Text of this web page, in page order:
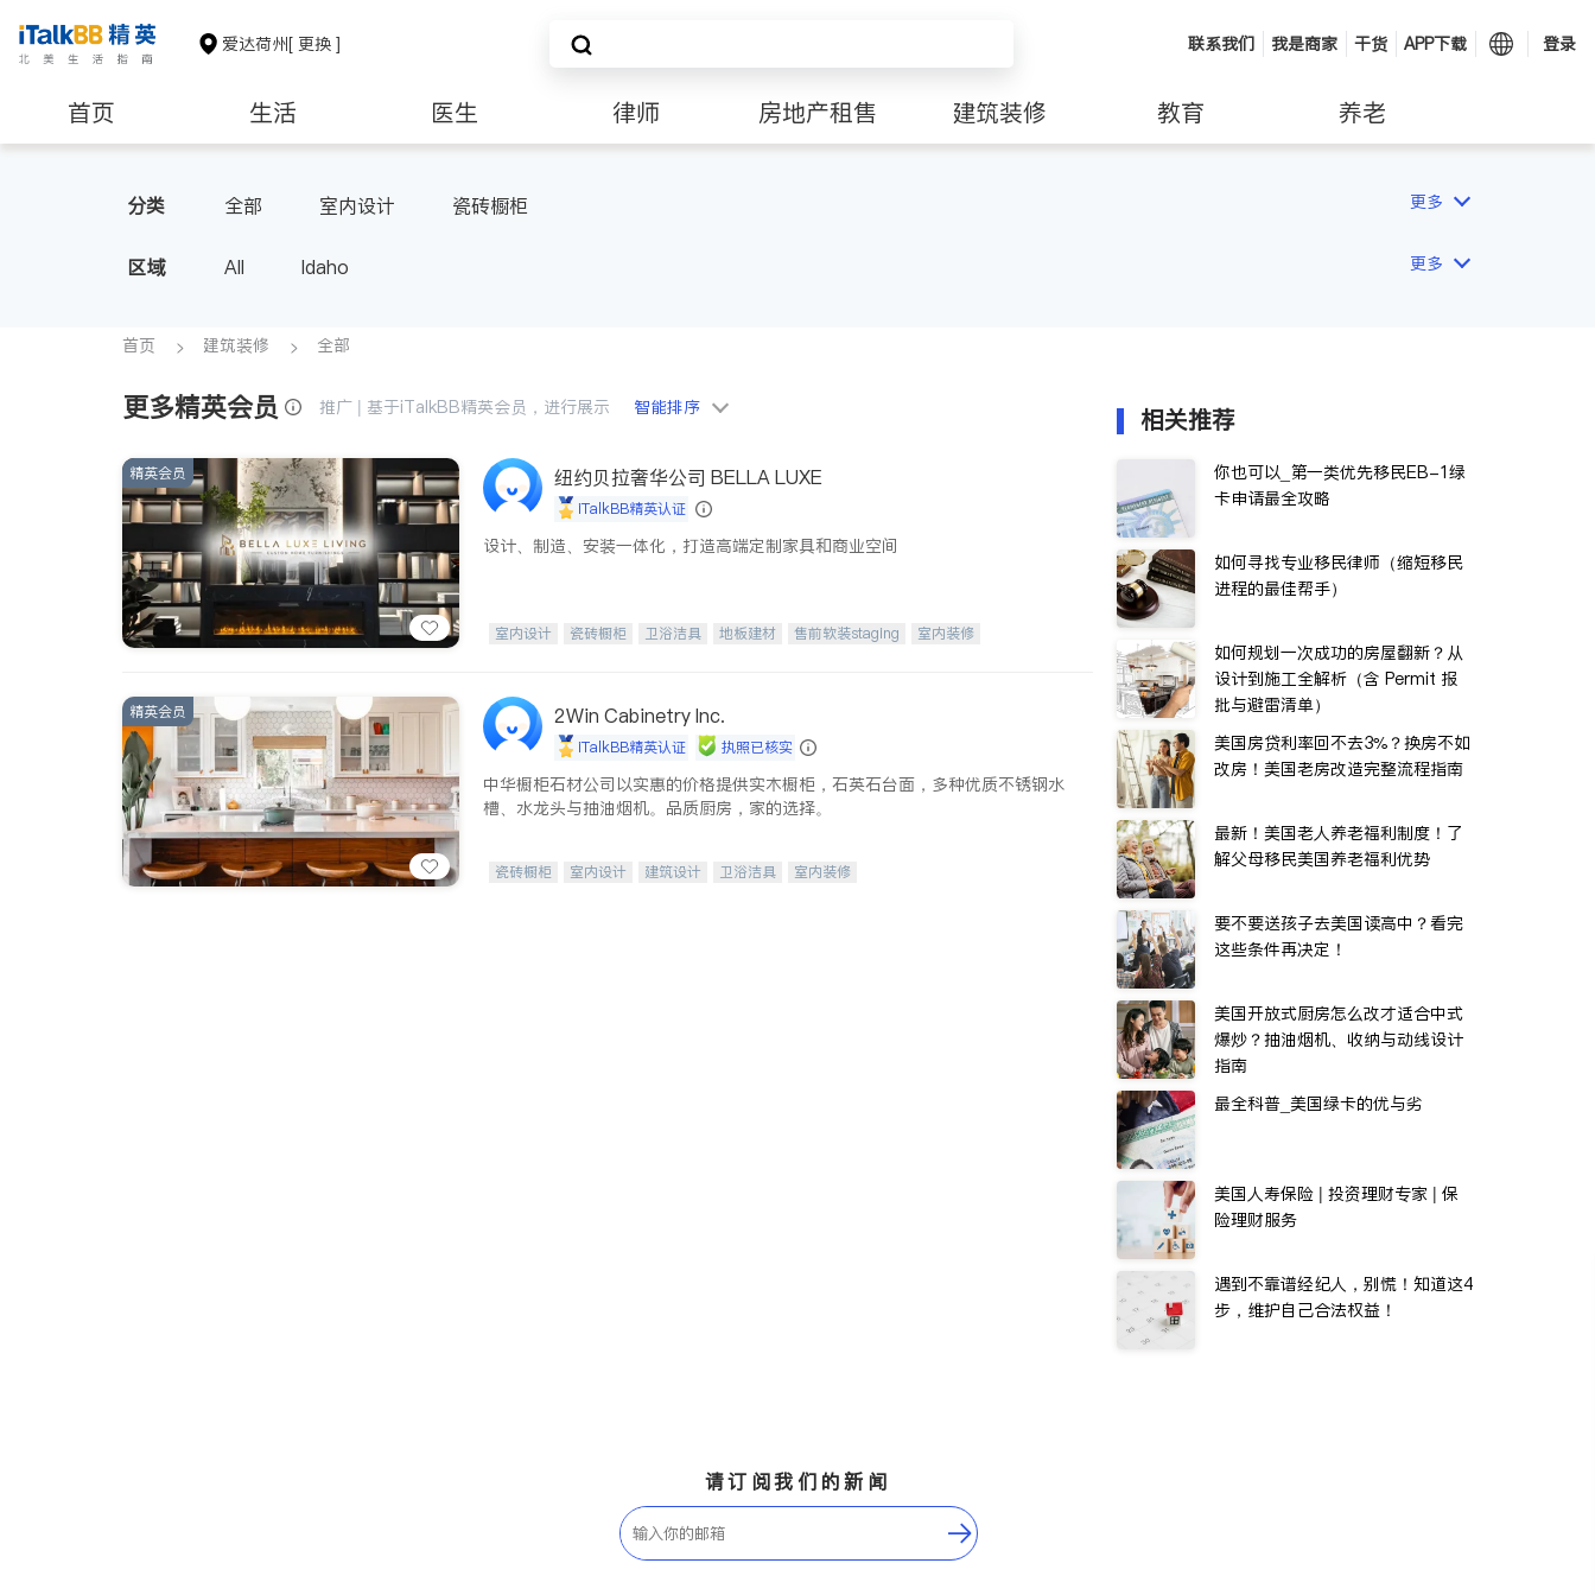
爱达荷州[ 更换 ] 联系我们 我是商家 干货 APP下载 登录
首页 生活 医生 律师 房地产租售 建筑装修 教育 养老
分类 全部 室内设计 瓷砖橱柜 更多
区域 All Idaho 更多
首页 建筑装修 全部
更多精英会员 推广 | 基于iTalkBB精英会员，进行展示 智能排序
精英会员 纽约贝拉奢华公司 BELLA LUXE
iTalkBB精英认证
设计、制造、安装一体化，打造高端定制家具和商业空间
室内设计 瓷砖橱柜 卫浴洁具 地板建材 售前软装staging 室内装修
精英会员 2Win Cabinetry Inc.
iTalkBB精英认证 执照已核实
中华橱柜石材公司以实惠的价格提供实木橱柜，石英石台面，多种优质不锈钢水
槽、水龙头与抽油烟机。品质厨房，家的选择。
瓷砖橱柜 室内设计 建筑设计 卫浴洁具 室内装修
相关推荐
你也可以_第一类优先移民EB-1绿
卡申请最全攻略
如何寻找专业移民律师（缩短移民
进程的最佳帮手）
如何规划一次成功的房屋翻新？从
设计到施工全解析（含 Permit 报
批与避雷清单）
美国房贷利率回不去3%？换房不如
改房！美国老房改造完整流程指南
最新！美国老人养老福利制度！了
解父母移民美国养老福利优势
要不要送孩子去美国读高中？看完
这些条件再决定！
美国开放式厨房怎么改才适合中式
爆炒？抽油烟机、收纳与动线设计
指南
最全科普_美国绿卡的优与劣
美国人寿保险 | 投资理财专家 | 保
险理财服务
遇到不靠谱经纪人，别慌！知道这4
步，维护自己合法权益！
请订阅我们的新闻